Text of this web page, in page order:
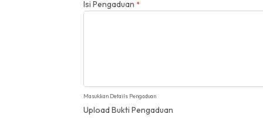
Isi Pengaduan *
Masukkan Details Pengaduan
Upload Bukti Pengaduan